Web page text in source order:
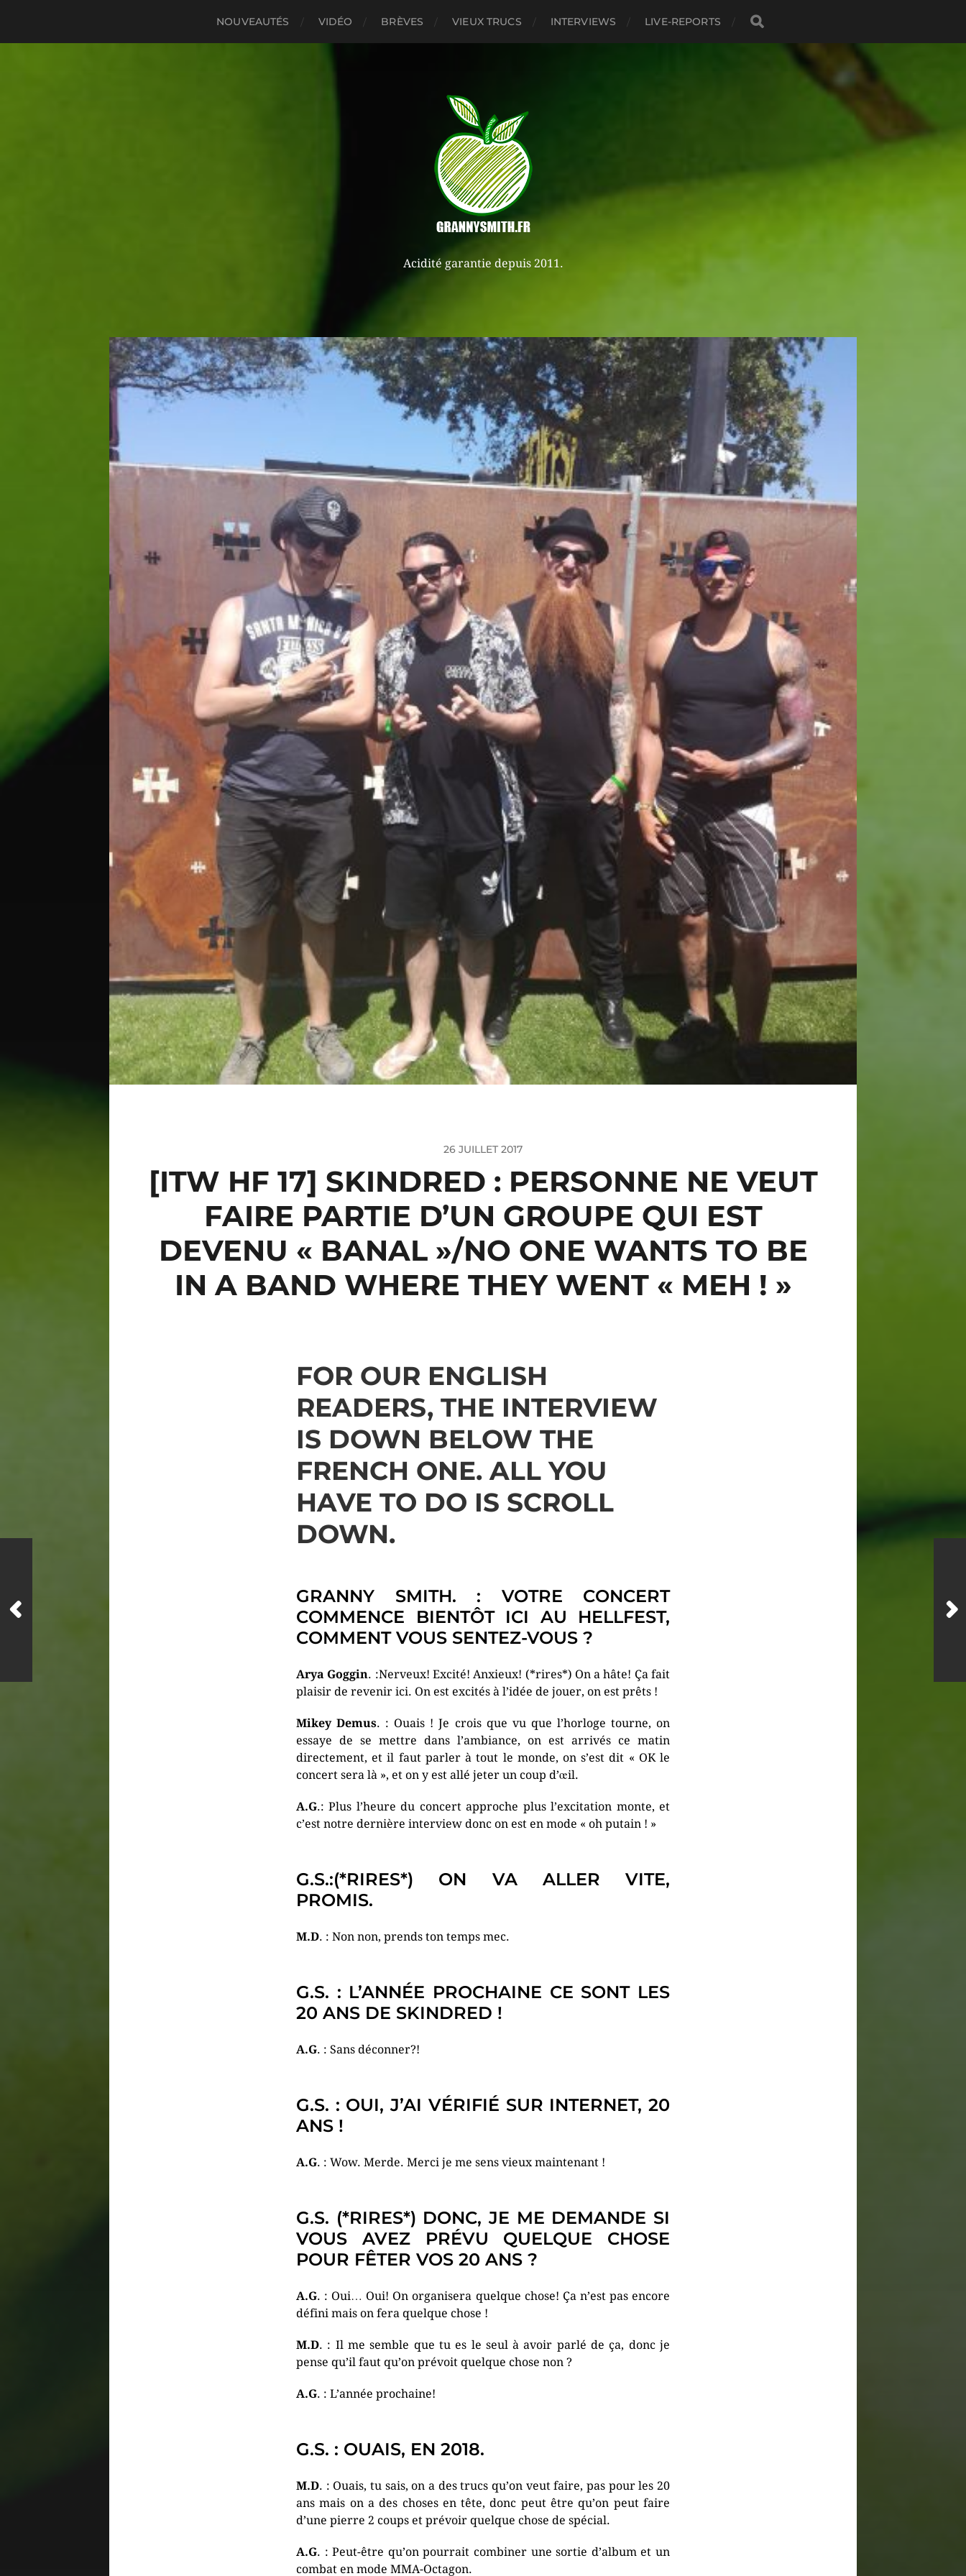
NOUVEAUTÉS VIDÉO BRÈVES VIEUX TRUCS INTERVIEWS LIVE-REPORTS
Acidité garantie depuis 2011.
26 JUILLET 2017
[ITW HF 17] SKINDRED : PERSONNE NE VEUT
FAIRE PARTIE D’UN GROUPE QUI EST
DEVENU « BANAL »/NO ONE WANTS TO BE
IN A BAND WHERE THEY WENT « MEH ! »
FOR OUR ENGLISH
READERS, THE INTERVIEW
IS DOWN BELOW THE
FRENCH ONE. ALL YOU
HAVE TO DO IS SCROLL
DOWN.
GRANNY SMITH. : VOTRE CONCERT
COMMENCE BIENTÔT ICI AU HELLFEST,
COMMENT VOUS SENTEZ-VOUS ?
Arya Goggin. :Nerveux! Excité! Anxieux! (*rires*) On a hâte! Ça fait
plaisir de revenir ici. On est excités à l’idée de jouer, on est prêts !
Mikey Demus. : Ouais ! Je crois que vu que l’horloge tourne, on
essaye de se mettre dans l’ambiance, on est arrivés ce matin
directement, et il faut parler à tout le monde, on s’est dit « OK le
concert sera là », et on y est allé jeter un coup d’œil.
A.G.: Plus l’heure du concert approche plus l’excitation monte, et
c’est notre dernière interview donc on est en mode « oh putain ! »
G.S.:(*RIRES*) ON VA ALLER VITE,
PROMIS.
M.D. : Non non, prends ton temps mec.
G.S. : L’ANNÉE PROCHAINE CE SONT LES
20 ANS DE SKINDRED !
A.G. : Sans déconner?!
G.S. : OUI, J’AI VÉRIFIÉ SUR INTERNET, 20
ANS !
A.G. : Wow. Merde. Merci je me sens vieux maintenant !
G.S. (*RIRES*) DONC, JE ME DEMANDE SI
VOUS AVEZ PRÉVU QUELQUE CHOSE
POUR FÊTER VOS 20 ANS ?
A.G. : Oui… Oui! On organisera quelque chose! Ça n’est pas encore
défini mais on fera quelque chose !
M.D. : Il me semble que tu es le seul à avoir parlé de ça, donc je
pense qu’il faut qu’on prévoit quelque chose non ?
A.G. : L’année prochaine!
G.S. : OUAIS, EN 2018.
M.D. : Ouais, tu sais, on a des trucs qu’on veut faire, pas pour les 20
ans mais on a des choses en tête, donc peut être qu’on peut faire
d’une pierre 2 coups et prévoir quelque chose de spécial.
A.G. : Peut-être qu’on pourrait combiner une sortie d’album et un
combat en mode MMA-Octagon.